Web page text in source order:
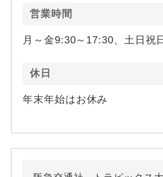
営業時間
月～金9:30～17:30、土日祝
休日
年末年始はお休み